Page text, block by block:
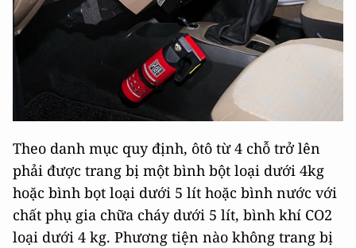
Theo danh mục quy định, ôtô từ 4 chỗ trở lên
phải được trang bị một bình bột loại dưới 4kg
hoặc bình bọt loại dưới 5 lít hoặc bình nước với
chất phụ gia chữa cháy dưới 5 lít, bình khí CO2
loại dưới 4 kg. Phương tiện nào không trang bị